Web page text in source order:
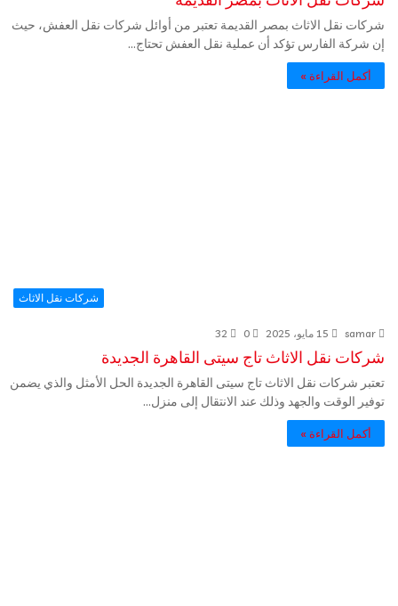
شركات نقل الاثاث بمصر القديمة تعتبر من أوائل شركات نقل العفش، حيث
إن شركة الفارس تؤكد أن عملية نقل العفش تحتاج…
أكمل القراءة »
شركات نقل الاثاث
samar 15 مايو، 2025 0
32
شركات نقل الاثاث تاج سيتى القاهرة الجديدة
تعتبر شركات نقل الاثاث تاج سيتى القاهرة الجديدة الحل الأمثل والذي يضمن
توفير الوقت والجهد وذلك عند الانتقال إلى منزل…
أكمل القراءة »